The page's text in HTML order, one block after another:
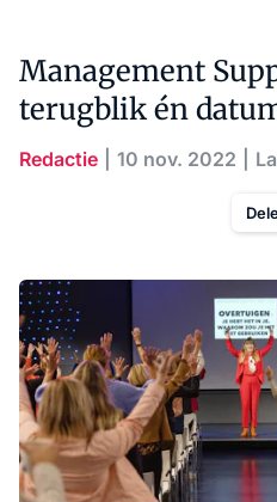
Management
terugblik én
Redactie 10 nov. 2022